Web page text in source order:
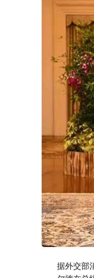
据外交部